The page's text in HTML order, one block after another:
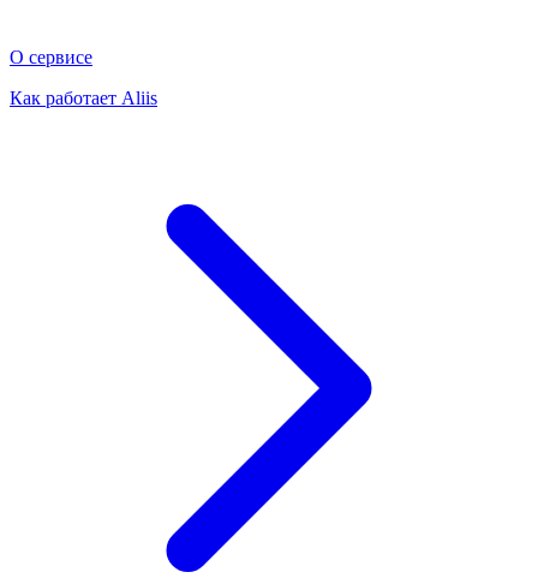
О сервисе
Как работает Aliis